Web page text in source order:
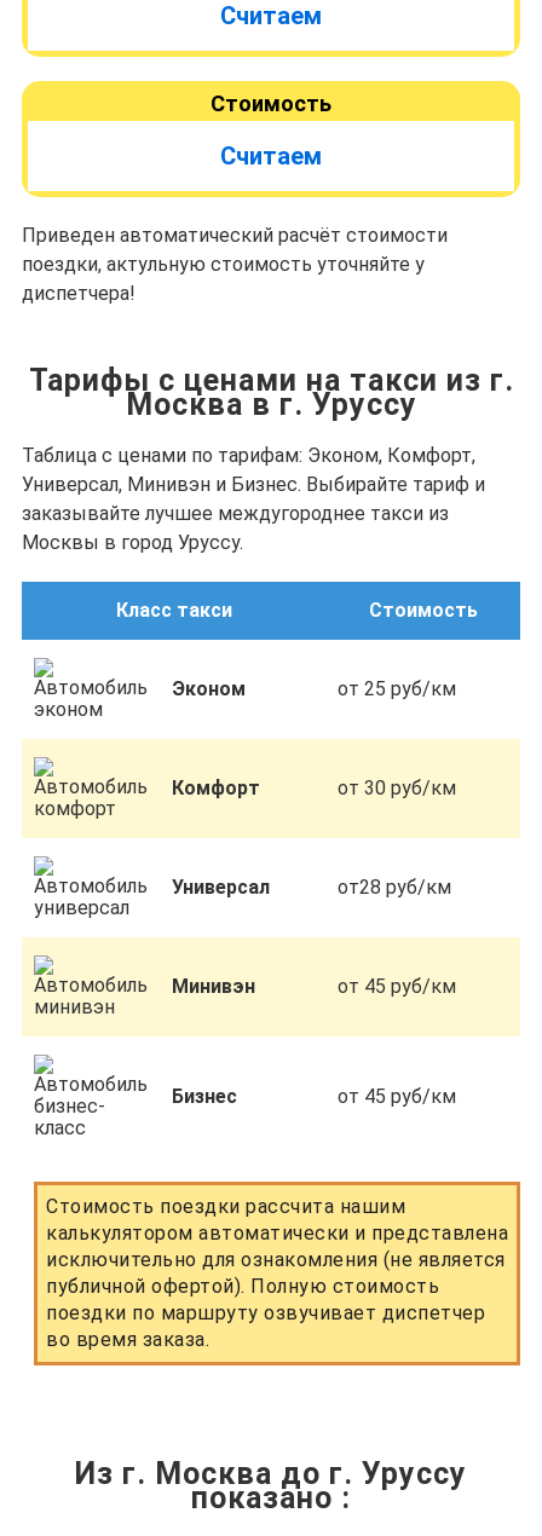
Считаем
Стоимость
Считаем
Приведен автоматический расчёт стоимости
поездки, актульную стоимость уточняйте у
диспетчера!
Тарифы с ценами на такси из г.
Москва в г. Уруссу
Таблица с ценами по тарифам: Эконом, Комфорт,
Универсал, Минивэн и Бизнес. Выбирайте тариф и
заказывайте лучшее междугороднее такси из
Москвы в город Уруссу.
Класс такси Стоимость
Эконом от 25 руб/км
Комфорт от 30 руб/км
Универсал от28 руб/км
Минивэн от 45 руб/км
Бизнес от 45 руб/км
Стоимость поездки рассчита нашим
калькулятором автоматически и представлена
исключительно для ознакомления (не является
публичной офертой). Полную стоимость
поездки по маршруту озвучивает диспетчер
во время заказа.
Из г. Москва до г. Уруссу
показано :